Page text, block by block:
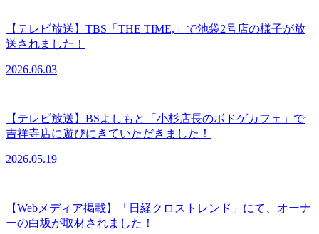
【テレビ放送】TBS「THE TIME,」で池袋2号店の様子が放
送されました！
2026.06.03
【テレビ放送】BSよしもと「小杉店長のボドゲカフェ」で
吉祥寺店に遊びにきていただきました！
2026.05.19
【Webメディア掲載】「日経クロストレンド」にて、オーナ
ーの白坂が取材されました！